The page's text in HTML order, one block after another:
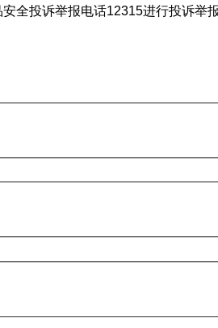
全投诉举报电话12315进行投诉举